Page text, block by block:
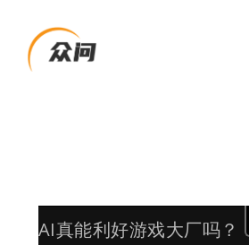
AI真能利好游戏大厂吗？